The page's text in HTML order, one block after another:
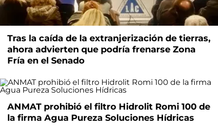
Tras la caída de la extranjerización de tierras,
ahora advierten que podría frenarse Zona
Fría en el Senado
ANMAT prohibió el filtro Hidrolit Romi 100 de
la firma Agua Pureza Soluciones Hídricas